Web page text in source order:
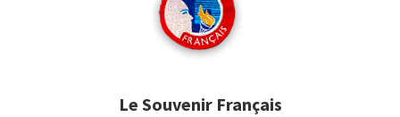
Le Souvenir Français